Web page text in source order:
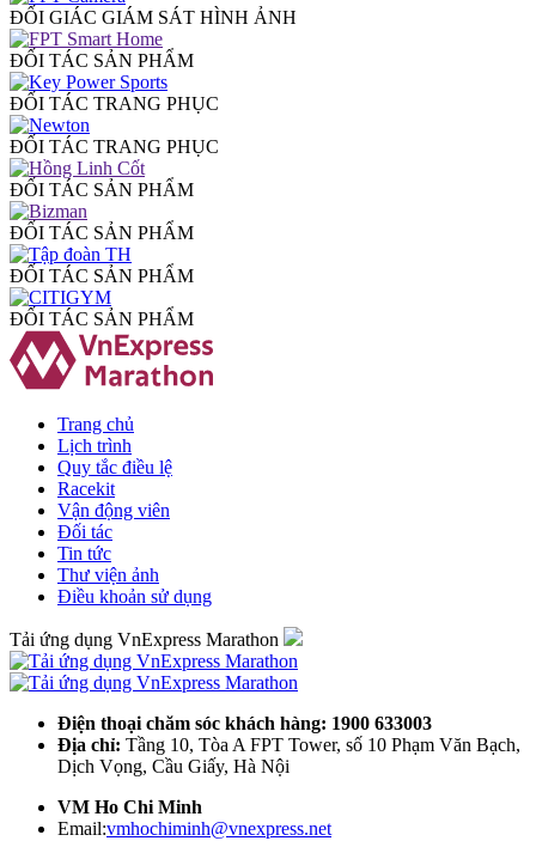
ĐỐI GIÁC GIÁM SÁT HÌNH ẢNH
ĐỐI TÁC SẢN PHẨM
ĐỐI TÁC TRANG PHỤC
ĐỐI TÁC TRANG PHỤC
ĐỐI TÁC SẢN PHẨM
ĐỐI TÁC SẢN PHẨM
ĐỐI TÁC SẢN PHẨM
ĐỐI TÁC SẢN PHẨM
Trang chủ
Lịch trình
Quy tắc điều lệ
Racekit
Vận động viên
Đối tác
Tin tức
Thư viện ảnh
Điều khoản sử dụng
Tải ứng dụng VnExpress Marathon
Điện thoại chăm sóc khách hàng: 1900 633003
Địa chỉ: Tầng 10, Tòa A FPT Tower, số 10 Phạm Văn Bạch,
Dịch Vọng, Cầu Giấy, Hà Nội
VM Ho Chi Minh
Email:vmhochiminh@vnexpress.net